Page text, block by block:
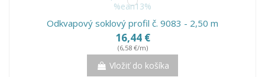
Odkvapový soklový profil č. 9083 - 2,50 m
16,44 €
(6,58 €/m)
Vložiť do košíka